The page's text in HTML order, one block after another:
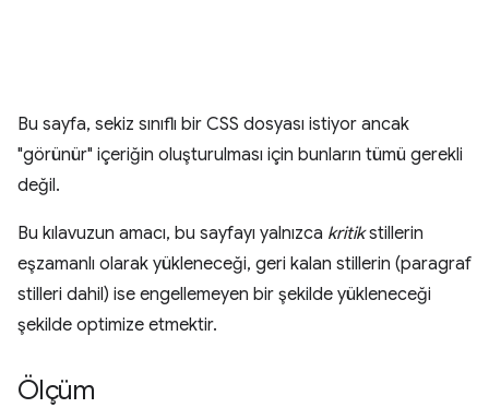
Bu sayfa, sekiz sınıflı bir CSS dosyası istiyor ancak
"görünür" içeriğin oluşturulması için bunların tümü gerekli
değil.
Bu kılavuzun amacı, bu sayfayı yalnızca kritikstillerin
eşzamanlı olarak yükleneceği, geri kalan stillerin (paragraf
stilleri dahil) ise engellemeyen bir şekilde yükleneceği
şekilde optimize etmektir.
Ölçüm